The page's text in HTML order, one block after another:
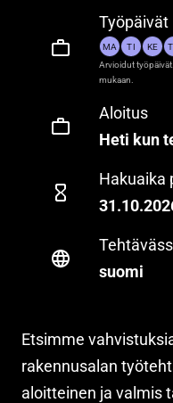
Etsimme
rakennusalan
aloitteinen ja valmis
Työpäivät
MA TI KE
Arvioidut
mukaan.
Aloitus
Heti kun
Hakuaika
suomi